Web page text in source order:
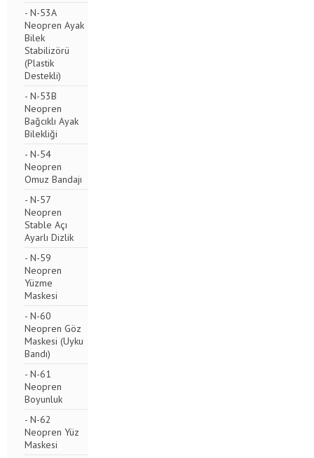
- N-53A
Neopren Ayak
Bilek
Stabilizörü
(Plastik
Destekli)
- N-53B
Neopren
Bağcıklı Ayak
Bilekliği
- N-54
Neopren
Omuz Bandajı
- N-57
Neopren
Stable Açı
Ayarlı Dizlik
- N-59
Neopren
Yüzme
Maskesi
- N-60
Neopren Göz
Maskesi (Uyku
Bandı)
- N-61
Neopren
Boyunluk
- N-62
Neopren Yüz
Maskesi